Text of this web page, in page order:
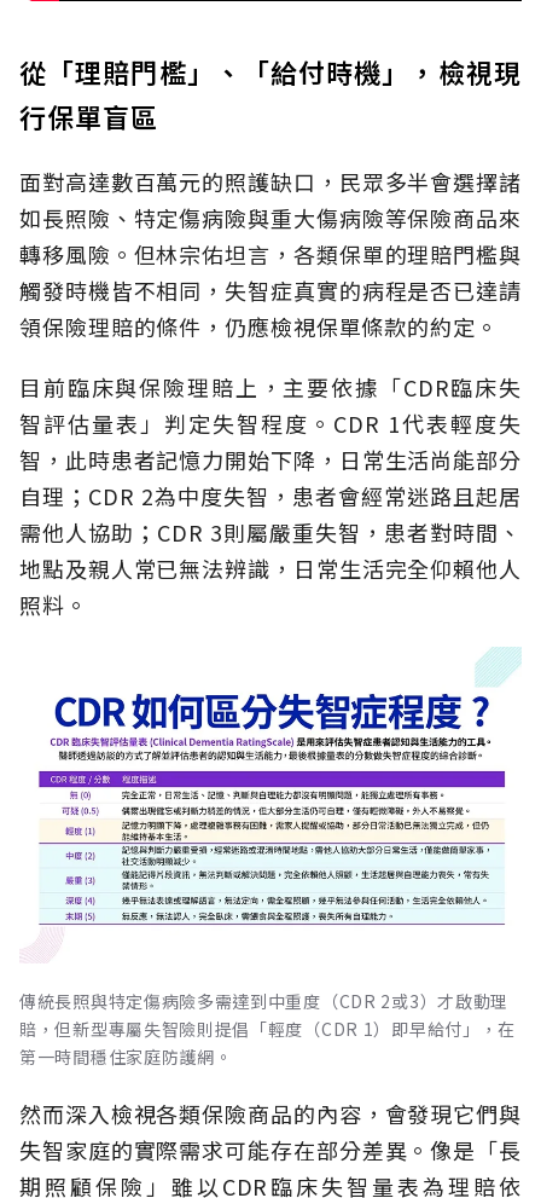
從「理賠門檻」、「給付時機」，檢視現
行保單盲區
面對高達數百萬元的照護缺口，民眾多半會選擇諸
如長照險、特定傷病險與重大傷病險等保險商品來
轉移風險。但林宗佑坦言，各類保單的理賠門檻與
觸發時機皆不相同，失智症真實的病程是否已達請
領保險理賠的條件，仍應檢視保單條款的約定。
目前臨床與保險理賠上，主要依據「CDR臨床失
智評估量表」判定失智程度。CDR 1代表輕度失
智，此時患者記憶力開始下降，日常生活尚能部分
自理；CDR 2為中度失智，患者會經常迷路且起居
需他人協助；CDR 3則屬嚴重失智，患者對時間、
地點及親人常已無法辨識，日常生活完全仰賴他人
照料。
傳統長照與特定傷病險多需達到中重度（CDR 2或3）才啟動理
賠，但新型專屬失智險則提倡「輕度（CDR 1）即早給付」，在
第一時間穩住家庭防護網。
然而深入檢視各類保險商品的內容，會發現它們與
失智家庭的實際需求可能存在部分差異。像是「長
期照顧保險」雖以CDR臨床失智量表為理賠依